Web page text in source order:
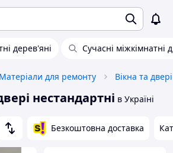
дерев'яні Сучасні міжкімнатні
Матеріали для ремонту Вікна та двері
нестандартні в Україні
Безкоштовна доставка